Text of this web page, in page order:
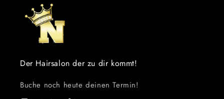
Der Hairsalon der zu dir kommt!
Buche noch heute deinen Termin!